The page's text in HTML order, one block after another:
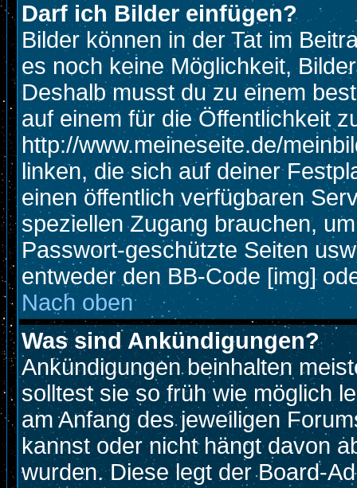
Darf ich Bilder einfügen?
Bilder können in der Tat im
es noch keine Möglichkeit,
Deshalb musst du zu einem
auf einem für die Öffentlichkeit
http://www.meineseite.de/
linken, die sich auf deiner
einen öffentlich verfügbaren
speziellen Zugang brauchen,
Passwort-geschützte Seiten
entweder den BB-Code [img]
Nach oben
Was sind Ankündigungen?
Ankündigungen beinhalten
solltest sie so früh wie möglich
am Anfang des jeweiligen
kannst oder nicht hängt davon
wurden. Diese legt der Board-